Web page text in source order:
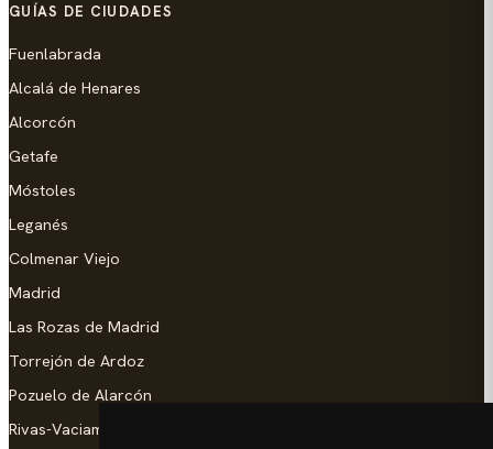
GUÍAS DE CIUDADES
Fuenlabrada
Alcalá de Henares
Alcorcón
Getafe
Móstoles
Leganés
Colmenar Viejo
Madrid
Las Rozas de Madrid
Torrejón de Ardoz
Pozuelo de Alarcón
Rivas-Vaciamadrid